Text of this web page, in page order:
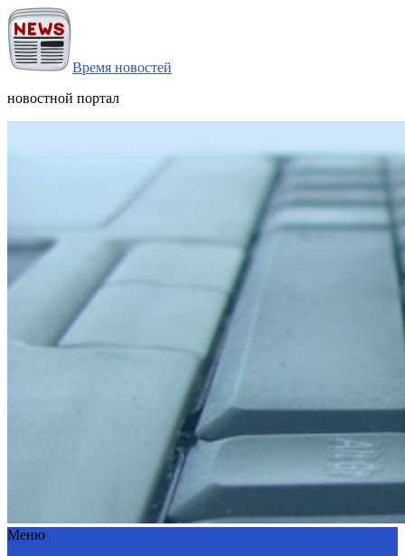
Время новостей
новостной портал
Меню